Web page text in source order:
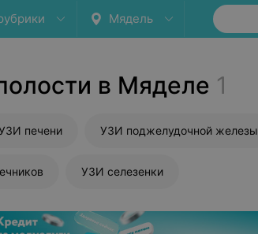
Мядель
в Мяделе 1
печени УЗИ поджелудочной железы
УЗИ селезенки